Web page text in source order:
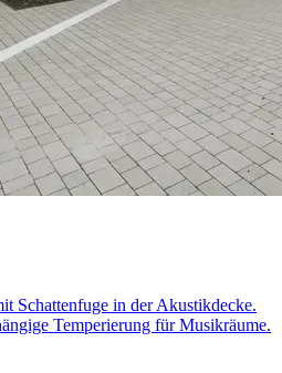
Schattenfuge in der Akustikdecke.
Temperierung für Musikräume.